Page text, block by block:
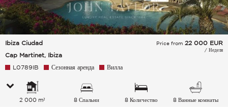
Ibiza Ciudad
Cap Martinet, Ibiza
Price from 22 000 EUR
/ Неделя
L0789IB Сезонная аренда Вилла
2 000 m² 8 Спальни
8 Количество
8 Ванные комнаты